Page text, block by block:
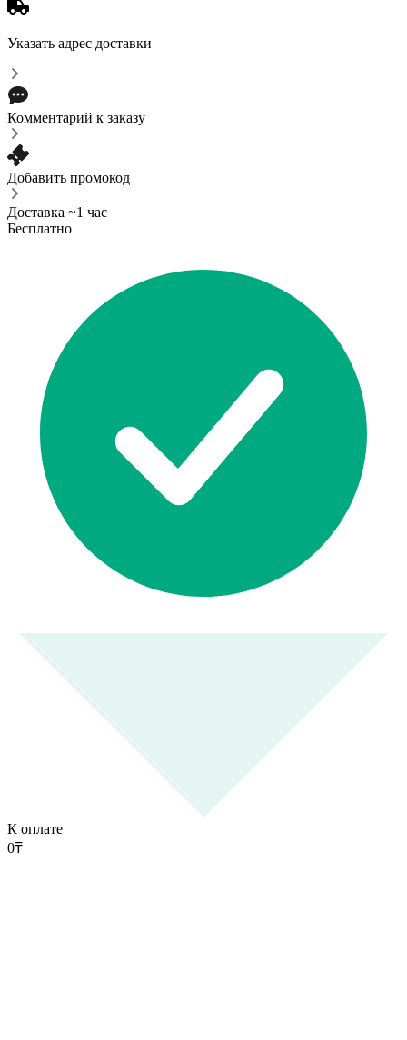
Указать адрес доставки
Комментарий к заказу
Добавить промокод
Доставка ~1 час
Бесплатно
К оплате
0₸